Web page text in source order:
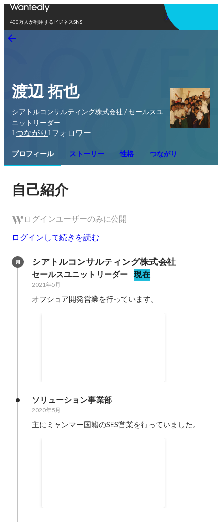
400万人が利用するビジネスSNS
アプリを使う
渡辺 拓也
シアトルコンサルティング株式会社 / セールスユ
ニットリーダー
1つながり 1 フォロワー
プロフィール ストーリー 性格 つながり
自己紹介
ログインユーザーのみに公開
ログインして続きを読む
シアトルコンサルティング株式会社
セールスユニットリーダー 現在
2021年5月 -
オフショア開発営業を行っています。
ソリューション事業部
2020年5月